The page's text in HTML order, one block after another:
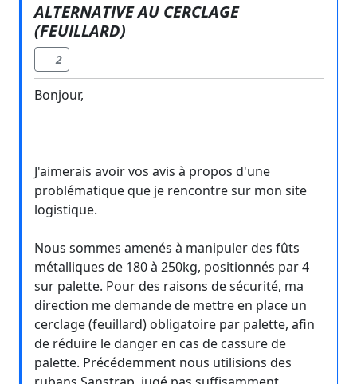
ALTERNATIVE AU CERCLAGE
(FEUILLARD)
2
Bonjour,
J'aimerais avoir vos avis à propos d'une
problématique que je rencontre sur mon site
logistique.
Nous sommes amenés à manipuler des fûts
métalliques de 180 à 250kg, positionnés par 4
sur palette. Pour des raisons de sécurité, ma
direction me demande de mettre en place un
cerclage (feuillard) obligatoire par palette, afin
de réduire le danger en cas de cassure de
palette. Précédemment nous utilisions des